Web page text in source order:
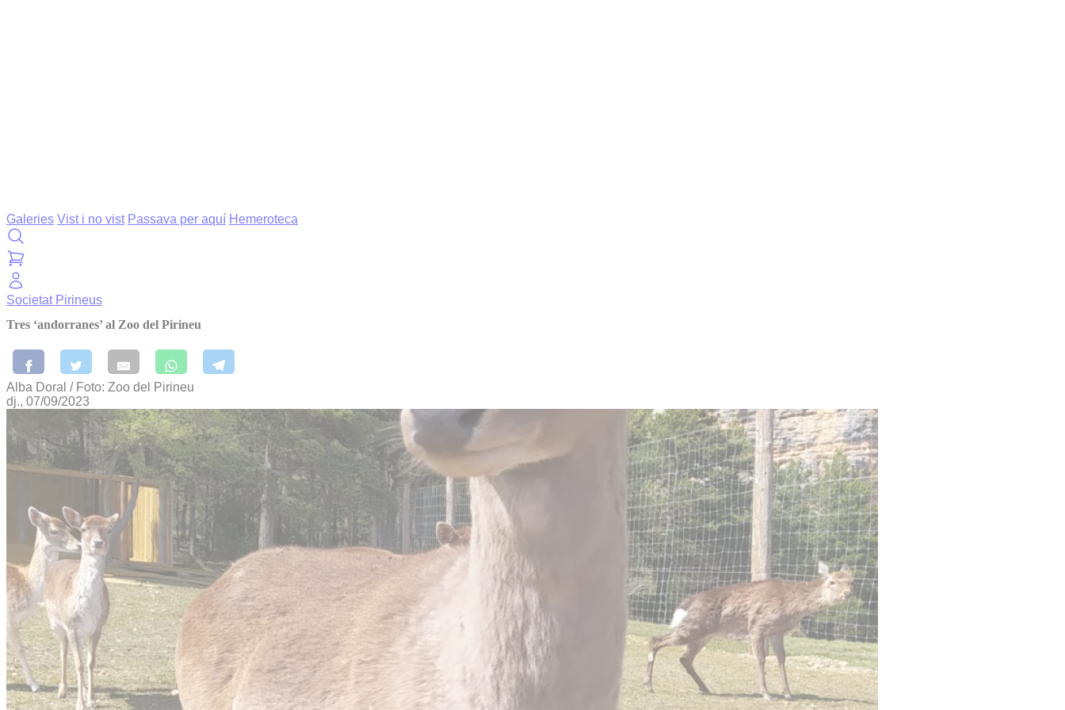
Galeries Vist i no vist Passava per aquí Hemeroteca
Societat Pirineus
Tres ‘andorranes’ al Zoo del Pirineu
Alba Doral / Foto: Zoo del Pirineu
dj., 07/09/2023